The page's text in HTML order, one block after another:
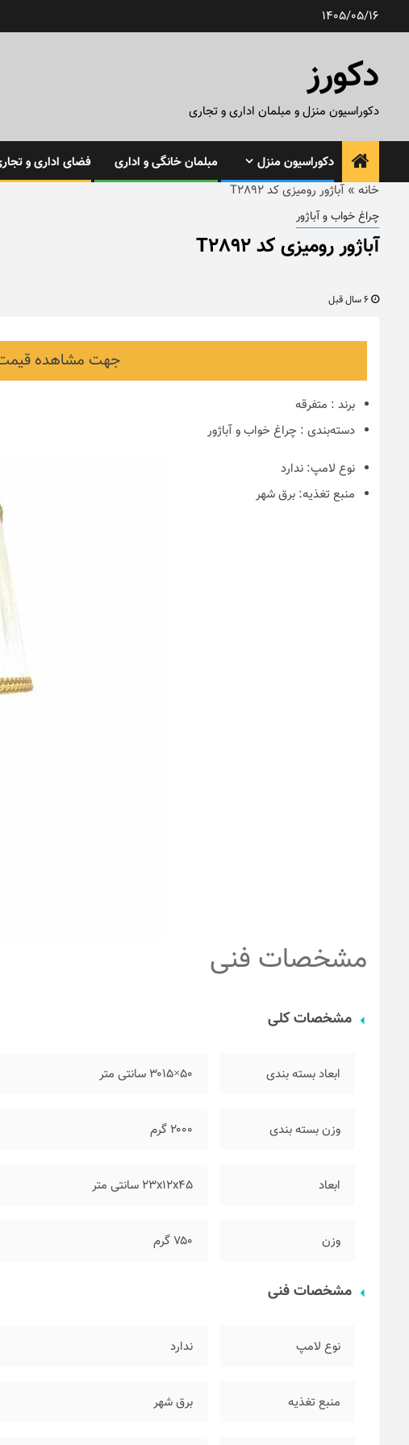
1405/05/16
دکورز
دکوراسیون منزل و مبلمان اداری و تجاری
دکوراسیون منزل مبلمان خانگی و اداری فضای اداری و
خانه » آباژور رومیزی کد T2892
چراغ خواب و آباژور
آباژور رومیزی کد T2892
جهت مشاهده
برند : متفرقه
دسته‌بندی : چراغ خواب و آباژور
نوع لامپ: ندارد
منبع تغذیه: برق شهر
مشخصات فنی
مشخصات کلی
ابعاد بسته بندی ۵۰×۳۰۱۵ سانتی متر
وزن بسته بندی ۲۰۰۰ گرم
ابعاد ۲۳x12x45 سانتی متر
وزن ۷۵۰ گرم
مشخصات فنی
نوع لامپ ندارد
منبع تغذیه برق شهر
دکوراسیون مدرن در